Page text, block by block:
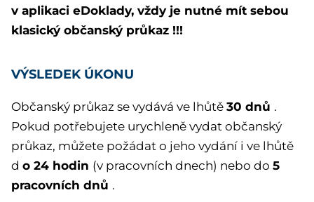
v aplikaci eDoklady, vždy je nutné mít sebou
klasický občanský průkaz !!!
VÝSLEDEK ÚKONU
Občanský průkaz se vydává ve lhůtě 30 dnů .
Pokud potřebujete urychleně vydat občanský
průkaz, můžete požádat o jeho vydání i ve lhůtě
d o 24 hodin (v pracovních dnech) nebo do 5
pracovních dnů .